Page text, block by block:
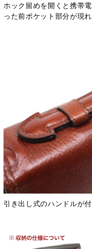
ホック留めを開くと携帯
った前ポケット部分が現れ
引き出し式のハンドルが付